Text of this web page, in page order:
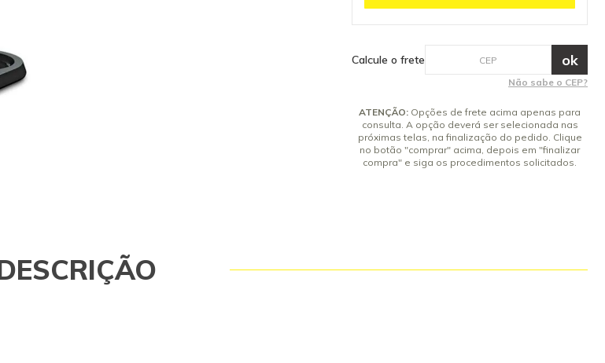
8x de R$ 27,39 sem juros
9x de R$ 24,35 sem juros
Calcule o frete
Não sabe o CEP?
ATENÇÃO: Opções de frete acima apenas para
consulta. A opção deverá ser selecionada nas
próximas telas, na finalização do pedido. Clique
no botão "comprar" acima, depois em "finalizar
compra" e siga os procedimentos solicitados.